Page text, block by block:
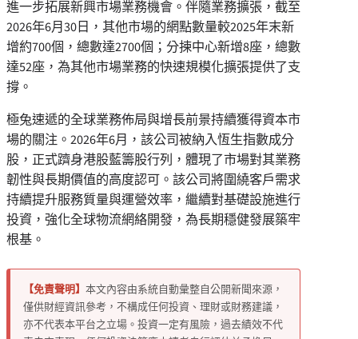
進一步拓展新興市場業務機會。伴隨業務擴張，截至
2026年6月30日，其他市場的網點數量較2025年末新
增約700個，總數達2700個；分揀中心新增8座，總數
達52座，為其他市場業務的快速規模化擴張提供了支
撐。
極兔速遞的全球業務佈局與增長前景持續獲得資本市
場的關注。2026年6月，該公司被納入恆生指數成分
股，正式躋身港股藍籌股行列，體現了市場對其業務
韌性與長期價值的高度認可。該公司將圍繞客戶需求
持續提升服務質量與運營效率，繼續對基礎設施進行
投資，強化全球物流網絡開發，為長期穩健發展築牢
根基。
【免責聲明】 本文內容由系統自動彙整自公開新聞來源，
僅供財經資訊參考，不構成任何投資、理財或財務建議，
亦不代表本平台之立場。投資一定有風險，過去績效不代